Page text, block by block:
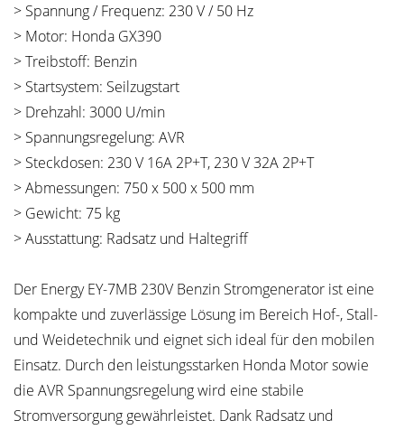
> Spannung / Frequenz: 230 V / 50 Hz
> Motor: Honda GX390
> Treibstoff: Benzin
> Startsystem: Seilzugstart
> Drehzahl: 3000 U/min
> Spannungsregelung: AVR
> Steckdosen: 230 V 16A 2P+T, 230 V 32A 2P+T
> Abmessungen: 750 x 500 x 500 mm
> Gewicht: 75 kg
> Ausstattung: Radsatz und Haltegriff
Der Energy EY-7MB 230V Benzin Stromgenerator ist eine
kompakte und zuverlässige Lösung im Bereich Hof-, Stall-
und Weidetechnik und eignet sich ideal für den mobilen
Einsatz. Durch den leistungsstarken Honda Motor sowie
die AVR Spannungsregelung wird eine stabile
Stromversorgung gewährleistet. Dank Radsatz und